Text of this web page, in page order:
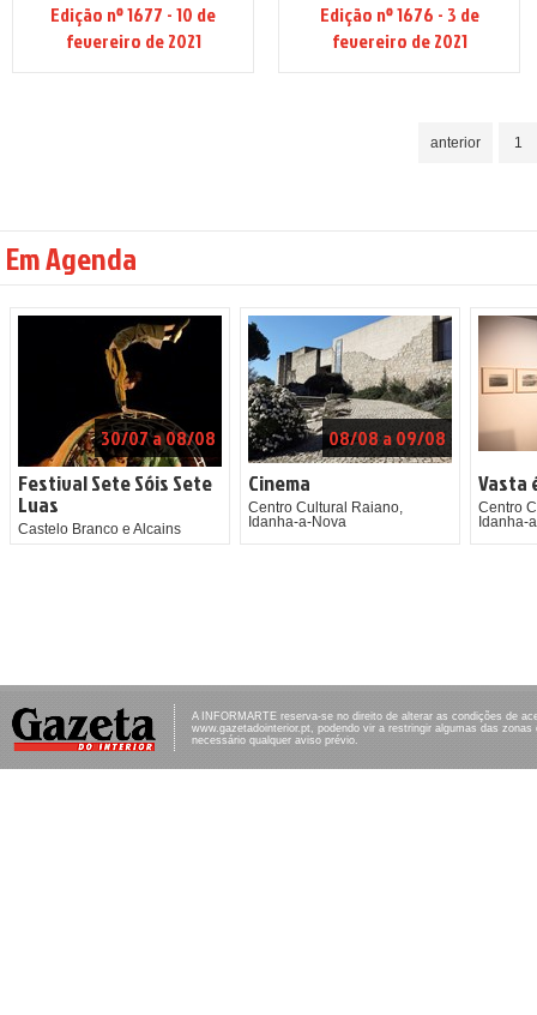
Edição nº 1677 - 10 de
fevereiro de 2021
Edição nº 1676 - 3 de
fevereiro de 2021
anterior 1
Em Agenda
30/07 a 08/08
Festival Sete Sóis Sete
Luas
Castelo Branco e Alcains
08/08 a 09/08
Cinema
Centro Cultural Raiano,
Idanha-a-Nova
Vasta
Centro
Idanha-
A INFORMARTE reserva-se no direito de alterar as condições de
www.gazetadointerior.pt, podendo vir a restringir algumas das
necessário qualquer aviso prévio.